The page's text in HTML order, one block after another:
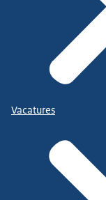
Vacatures